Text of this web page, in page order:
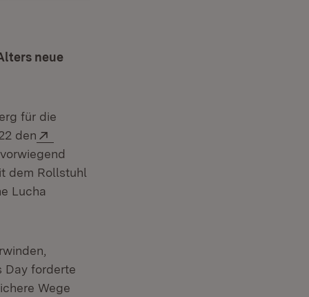
neue
für die
den
dem Rollstuhl
Lucha
Day forderte
Wege